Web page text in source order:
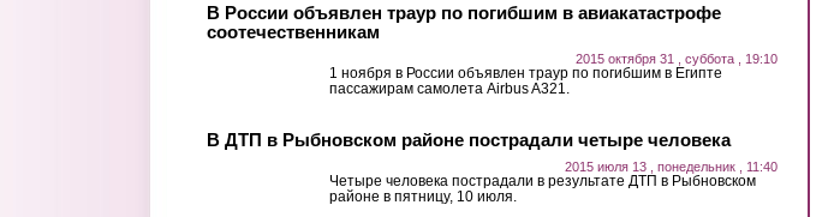
В России объявлен траур по погибшим в авиакатастрофе
соотечественникам
2015 октября 31 , суббота , 19:10
1 ноября в России объявлен траур по погибшим в Египте
пассажирам самолета Airbus A321.
В ДТП в Рыбновском районе пострадали четыре человека
2015 июля 13 , понедельник , 11:40
Четыре человека пострадали в результате ДТП в Рыбновском
районе в пятницу, 10 июля.